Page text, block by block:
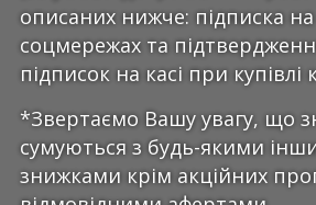
описаних нижче: підписка
соцмережах та
підписок на касі при купівлі
*Звертаємо Вашу увагу, що
сумуються з будь-якими
знижками крім акційних